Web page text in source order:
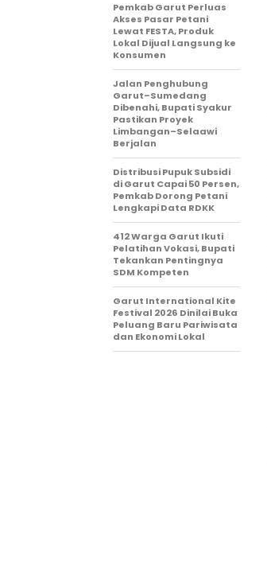
Pemkab Garut Perluas
Akses Pasar Petani
Lewat FESTA, Produk
Lokal Dijual Langsung ke
Konsumen
Jalan Penghubung
Garut–Sumedang
Dibenahi, Bupati Syakur
Pastikan Proyek
Limbangan–Selaawi
Berjalan
Distribusi Pupuk Subsidi
di Garut Capai 50 Persen,
Pemkab Dorong Petani
Lengkapi Data RDKK
412 Warga Garut Ikuti
Pelatihan Vokasi, Bupati
Tekankan Pentingnya
SDM Kompeten
Garut International Kite
Festival 2026 Dinilai Buka
Peluang Baru Pariwisata
dan Ekonomi Lokal